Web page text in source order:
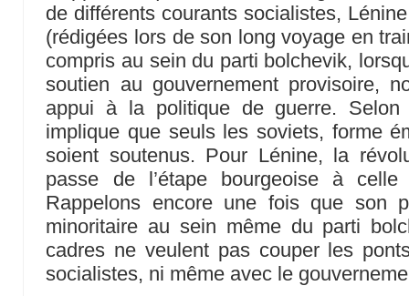
de différents courants socialistes,
(rédigées lors de son long voyage en
compris au sein du parti bolchevik,
soutien au gouvernement provisoire,
appui à la politique de guerre.
implique que seuls les soviets, forme
soient soutenus. Pour Lénine, la
passe de l’étape bourgeoise à
Rappelons encore une fois que son
minoritaire au sein même du parti
cadres ne veulent pas couper les
socialistes, ni même avec le